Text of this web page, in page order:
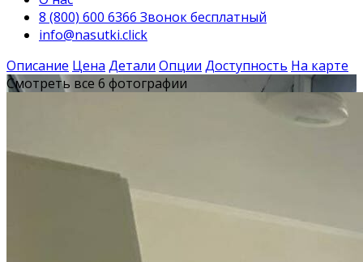
8 (800) 600 6366 Звонок бесплатный
info@nasutki.click
Описание Цена Детали Опции Доступность На карте
Смотреть все 6 фотографии